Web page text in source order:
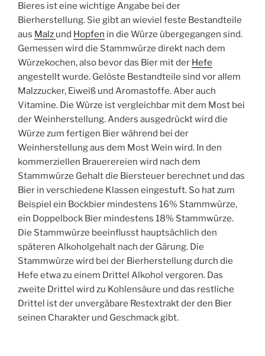
Bieres ist eine wichtige Angabe bei der
Bierherstellung. Sie gibt an wieviel feste Bestandteile
aus Malz und Hopfen in die Würze übergegangen sind.
Gemessen wird die Stammwürze direkt nach dem
Würzekochen, also bevor das Bier mit der Hefe
angestellt wurde. Gelöste Bestandteile sind vor allem
Malzzucker, Eiweiß und Aromastoffe. Aber auch
Vitamine. Die Würze ist vergleichbar mit dem Most bei
der Weinherstellung. Anders ausgedrückt wird die
Würze zum fertigen Bier während bei der
Weinherstellung aus dem Most Wein wird. In den
kommerziellen Brauerereien wird nach dem
Stammwürze Gehalt die Biersteuer berechnet und das
Bier in verschiedene Klassen eingestuft. So hat zum
Beispiel ein Bockbier mindestens 16% Stammwürze,
ein Doppelbock Bier mindestens 18% Stammwürze.
Die Stammwürze beeinflusst hauptsächlich den
späteren Alkoholgehalt nach der Gärung. Die
Stammwürze wird bei der Bierherstellung durch die
Hefe etwa zu einem Drittel Alkohol vergoren. Das
zweite Drittel wird zu Kohlensäure und das restliche
Drittel ist der unvergäbare Restextrakt der den Bier
seinen Charakter und Geschmack gibt.